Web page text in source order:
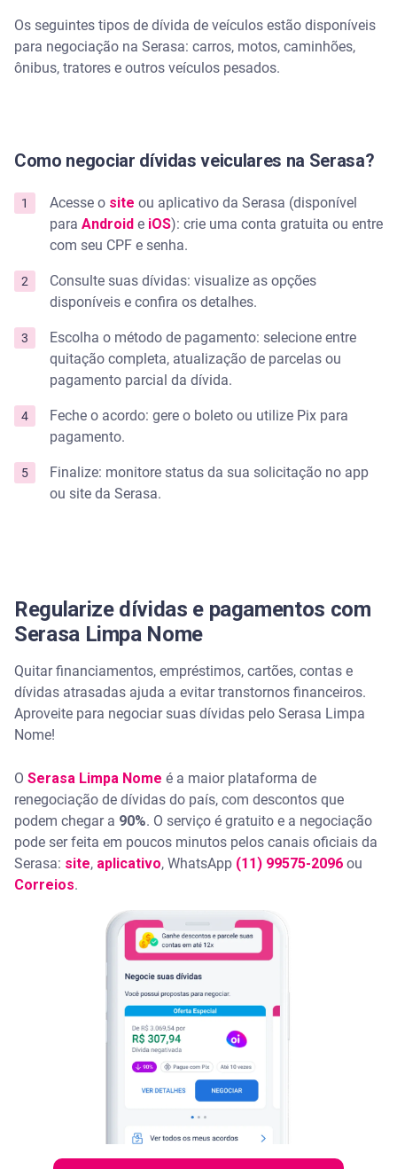
Os seguintes tipos de dívida de veículos estão disponíveis
para negociação na Serasa: carros, motos, caminhões,
ônibus, tratores e outros veículos pesados.
Como negociar dívidas veiculares na Serasa?
Acesse o site ou aplicativo da Serasa (disponível
para Android e iOS): crie uma conta gratuita ou entre
com seu CPF e senha.
Consulte suas dívidas: visualize as opções
disponíveis e confira os detalhes.
Escolha o método de pagamento: selecione entre
quitação completa, atualização de parcelas ou
pagamento parcial da dívida.
Feche o acordo: gere o boleto ou utilize Pix para
pagamento.
Finalize: monitore status da sua solicitação no app
ou site da Serasa.
Regularize dívidas e pagamentos com
Serasa Limpa Nome
Quitar financiamentos, empréstimos, cartões, contas e
dívidas atrasadas ajuda a evitar transtornos financeiros.
Aproveite para negociar suas dívidas pelo Serasa Limpa
Nome!
O Serasa Limpa Nome é a maior plataforma de
renegociação de dívidas do país, com descontos que
podem chegar a 90%. O serviço é gratuito e a negociação
pode ser feita em poucos minutos pelos canais oficiais da
Serasa: site, aplicativo, WhatsApp (11) 99575-2096 ou
Correios.